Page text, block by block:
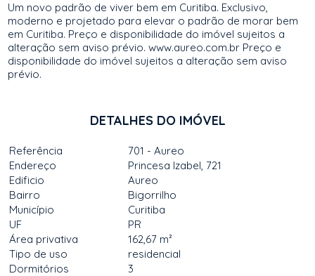
Um novo padrão de viver bem em Curitiba. Exclusivo,
moderno e projetado para elevar o padrão de morar bem
em Curitiba. Preço e disponibilidade do imóvel sujeitos a
alteração sem aviso prévio. www.aureo.com.br Preço e
disponibilidade do imóvel sujeitos a alteração sem aviso
prévio.
DETALHES DO IMÓVEL
Referência
701 - Aureo
Endereço
Princesa Izabel, 721
Edificio
Aureo
Bairro
Bigorrilho
Município
Curitiba
UF
PR
Área privativa
162,67 m²
Tipo de uso
residencial
Dormitórios
3